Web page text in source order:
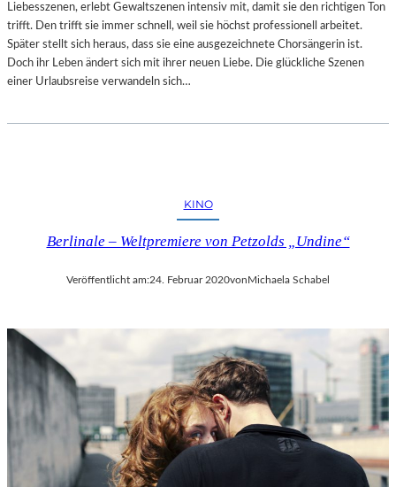
Liebesszenen, erlebt Gewaltszenen intensiv mit, damit sie den richtigen Ton
trifft. Den trifft sie immer schnell, weil sie höchst professionell arbeitet.
Später stellt sich heraus, dass sie eine ausgezeichnete Chorsängerin ist.
Doch ihr Leben ändert sich mit ihrer neuen Liebe. Die glückliche Szenen
einer Urlaubsreise verwandeln sich…
KINO
Berlinale – Weltpremiere von Petzolds „Undine“
Veröffentlicht am:24. Februar 2020von Michaela Schabel